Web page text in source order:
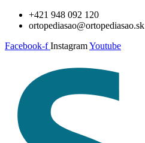
Preskočiť+421 948 092 120
ortopediasao@ortopediasao.sk
Facebook-f InstagramYoutube